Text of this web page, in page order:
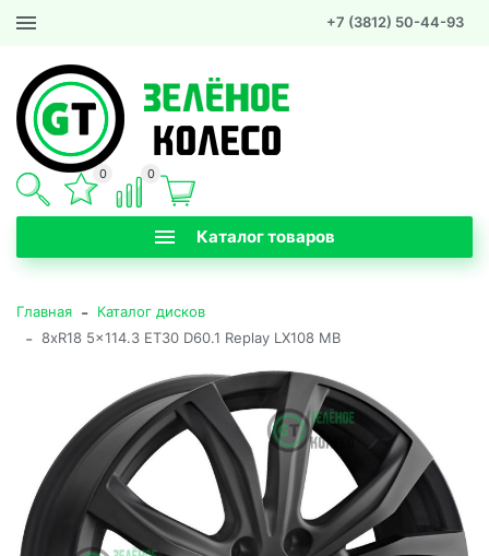
+7 (3812) 50-44-93
Каталог товаров
0 0
Главная - Каталог дисков
- 8xR18 5x114.3 ET30 D60.1 Replay LX108 MB